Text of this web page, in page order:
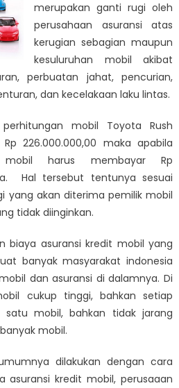
merupakan ganti rugi oleh
perusahaan asuransi atas
kerugian sebagian maupun
kesuluruhan mobil akibat
perbuatan jahat, pencurian,
dan kecelakaan laku lintas.
mobil Toyota Rush
226.000.000,00 maka apabila
mobil harus membayar Rp
Hal tersebut tentunya sesuai
yang akan diterima pemilik mobil
tidak diinginkan.
biaya asuransi kredit mobil yang
banyak masyarakat indonesia
dan asuransi di dalamnya. Di
cukup tinggi, bahkan setiap
mobil, bahkan tidak jarang
mobil.
dilakukan dengan cara
asuransi kredit mobil, perusaaan